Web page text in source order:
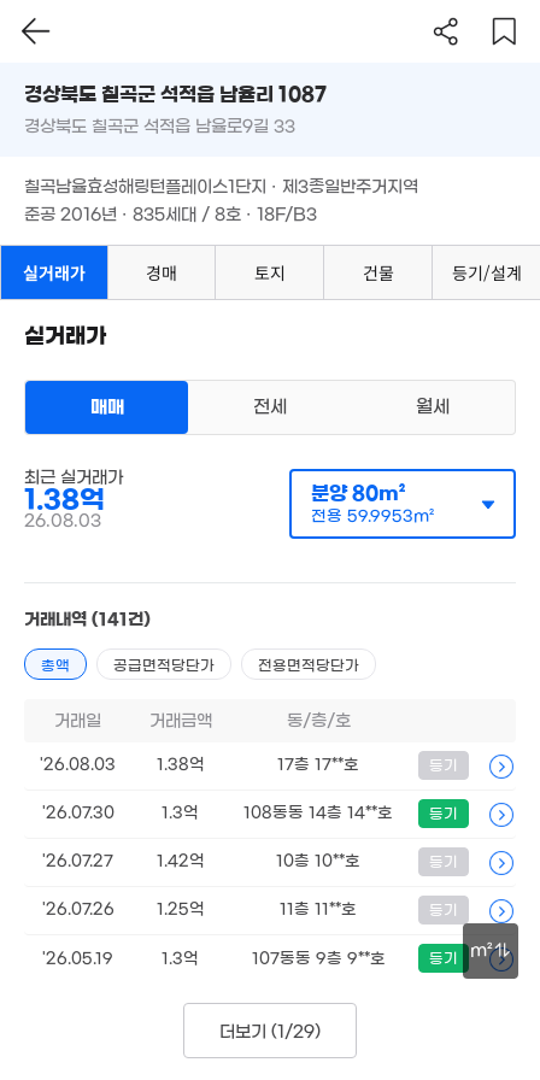
매매 1억 9700만원
전용75m²
5.2억
'18. 02
'23. 02
'17. 08
2.5억
48m²
1.1억
'16. 09
'19. 07
'13. 12
필터 매물 탐색
경상북도 칠곡군 석적읍 남율리 1087
준공 2016년 · 835세대 / 8호 · 18F/B3
m²
경상북도 칠곡군 석적읍 남율리 1087
경상북도 칠곡군 석적읍 남율로9길 33
칠곡남율효성해링턴플레이스1단지 · 제3종일반주거지역
준공 2016년 · 835세대 / 8호 · 18F/B3
실거래가 경매 토지 건물 등기/설계
실거래가
매매 전세 월세
최근 실거래가
1.38억
26.08.03
분양80m²
전용 59.9953m²
거래내역 (141건)
총액 공급면적당단가 전용면적당단가
거래일 거래금액 동/층/호
'26.08.03 1.38억 17층 17**호 등기
'26.07.30 1.3억 108동동 14층 14**호 등기
'26.07.27 1.42억 10층 10**호 등기
'26.07.26 1.25억 11층 11**호 등기
'26.05.19 1.3억 107동동 9층 9**호 등기
더보기 (1/29)